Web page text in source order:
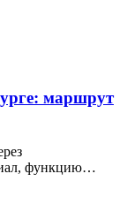
маршрут
функцию…